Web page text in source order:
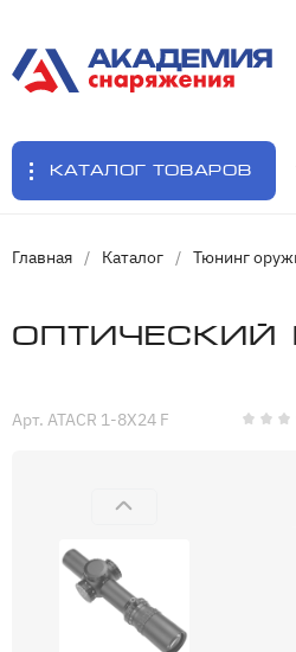
Каталог товаров
Главная / Каталог / Тюнинг
Оптический
Арт. ATACR 1-8X24 F